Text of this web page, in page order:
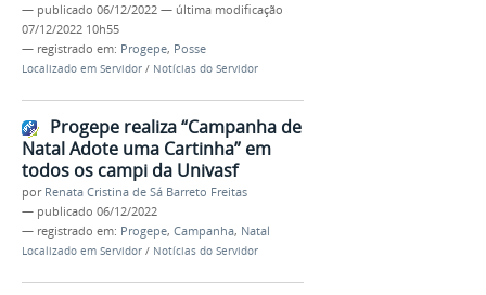
— publicado 06/12/2022 — última modificação
07/12/2022 10h55
— registrado em: Progepe, Posse
Localizado em Servidor / Notícias do Servidor
Progepe realiza “Campanha de
Natal Adote uma Cartinha” em
todos os campi da Univasf
por Renata Cristina de Sá Barreto Freitas
— publicado 06/12/2022
— registrado em: Progepe, Campanha, Natal
Localizado em Servidor / Notícias do Servidor